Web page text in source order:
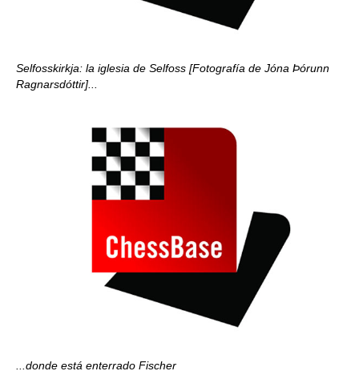
Selfosskirkja: la iglesia de Selfoss [Fotografía de Jóna Þórunn
Ragnarsdóttir]...
...donde está enterrado Fischer